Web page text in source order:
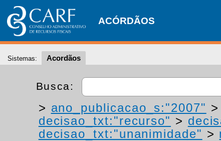
ACÓRDÃOS
Sistemas: Acordãos
Busca:
> ano_publicacao_s:"2007" >
decisao_txt:"recurso" >
decisao_txt:"unanimidade" >